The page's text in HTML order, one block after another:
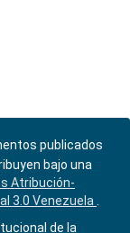
publicados
bajo una
Atribución-
3.0 Venezuela
de la